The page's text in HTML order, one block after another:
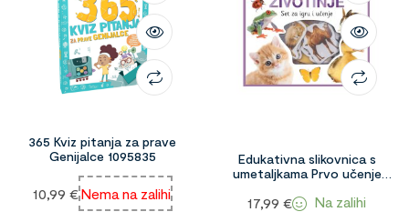
365 Kviz pitanja za prave
Genijalce 1095835
10,99 €Nema na zalihi
Edukativna slikovnica s
umetaljkama Prvo učenje
17,99€ Na zalihi